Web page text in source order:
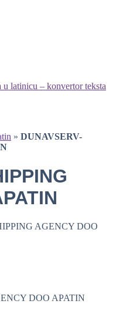
latinicu – konvertor teksta
» DUNAVSERV-
AGENCY DOO
DOO APATIN